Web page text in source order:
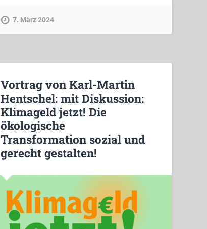
7. März 2024
Vortrag von Karl-Martin
Hentschel: mit Diskussion:
Klimageld jetzt! Die
ökologische
Transformation sozial und
gerecht gestalten!